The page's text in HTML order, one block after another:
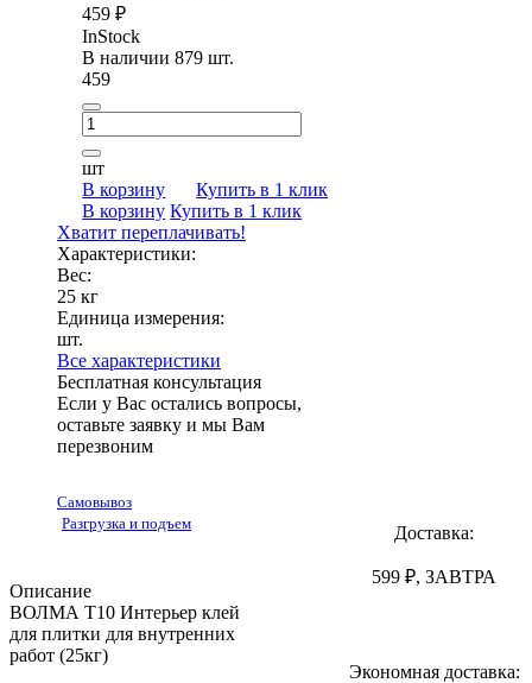
459 ₽
InStock
В наличии 879 шт.
459
шт
В корзину
Купить в 1 клик
В корзину Купить в 1 клик
Хватит переплачивать!
Характеристики:
Вес:
25 кг
Единица измерения:
шт.
Все характеристики
Бесплатная консультация
Если у Вас остались вопросы,
оставьте заявку и мы Вам
перезвоним
Доставка:
599 ₽, ЗАВТРА
Экономная доставка:
Самовывоз
Разгрузка и подъем
Описание
ВОЛМА Т10 Интерьер клей
для плитки для внутренних
работ (25кг)